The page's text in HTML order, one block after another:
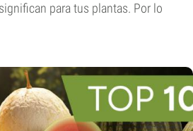
para tus plantas. Por lo